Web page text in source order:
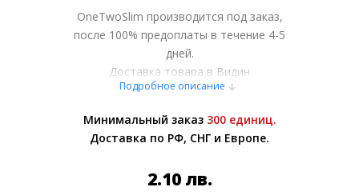
OneTwoSlim производится под заказ,
после 100% предоплаты в течение 4-5
дней.
Доставка товара в Видин
осуществляется курьерскими службами
Более подробно при обсуждении заказа с
менеджером.
сайте представлены по курсу ЦБ РФ на
Подробное описание
Минимальный заказ 300 единиц.
Доставка по РФ, СНГ и Европе.
2.10 лв.